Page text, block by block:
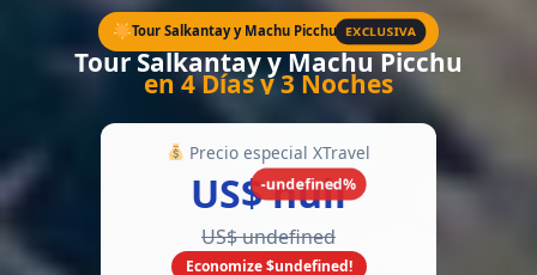
Tour Salkantay y Machu PicchuEXCLUSIVA
Tour Salkantay y Machu Picchu
en 4 Días y 3 Noches
Precio especial XTravel
US$ null
-undefined%
US$ undefined
Economize $undefined!